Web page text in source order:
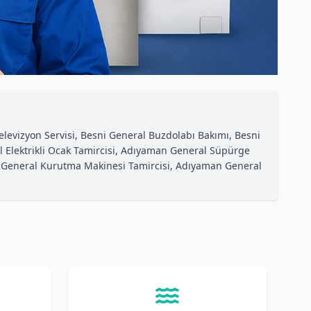
Servisi, Besni General Buzdolabı Bakımı, Besni
Elektrikli Ocak Tamircisi, Adıyaman General Süpürge
Kurutma Makinesi Tamircisi, Adıyaman General